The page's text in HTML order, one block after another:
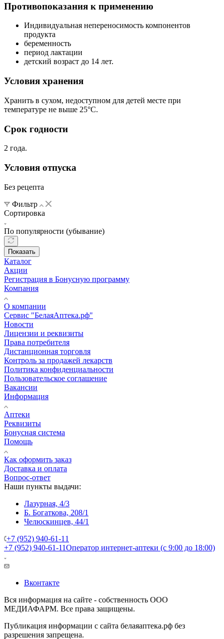
Противопоказания к применению
Индивидуальная непереносимость компонентов
продукта
беременность
период лактации
детский возраст до 14 лет.
Условия хранения
Хранить в сухом, недоступном для детей месте при
температуре не выше 25°C.
Срок годности
2 года.
Условия отпуска
Без рецепта
Фильтр
Сортировка
По популярности (убывание)
Показать
Каталог
Акции
Регистрация в Бонусную программу
Компания
О компании
Сервис "БелаяАптека.рф"
Новости
Лицензии и реквизиты
Права потребителя
Дистанционная торговля
Контроль за продажей лекарств
Политика конфиденциальности
Пользовательское соглашение
Вакансии
Информация
Аптеки
Реквизиты
Бонусная система
Помощь
Как оформить заказ
Доставка и оплата
Вопрос-ответ
Наши пункты выдачи:
Лазурная, 4/3
Б. Богаткова, 208/1
Челюскинцев, 44/1
+7 (952) 940-61-11
+7 (952) 940-61-11Оператор интернет-аптеки (с 9:00 до 18:00)
Вконтакте
Вся информация на сайте - собственность ООО
МЕДИАФАРМ. Все права защищены.
Публикация информации с сайта белаяаптека.рф без
разрешения запрещена.